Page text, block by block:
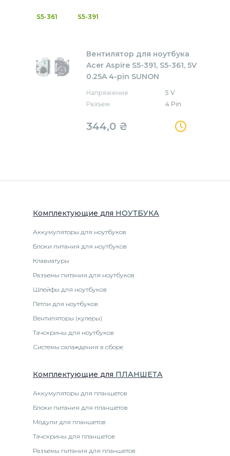
S5-361 S5-391
Вентилятор для ноутбука
Acer Aspire S5-391, S5-361, 5V
0.25A 4-pin SUNON
Напряжение
5 V
Разъем
4 Pin
344,0 ₴
Комплектующие для НОУТБУКА
Аккумуляторы для ноутбуков
Блоки питания для ноутбуков
Клавиатуры
Разъемы питания для ноутбуков
Шлейфы для ноутбуков
Петли для ноутбуков
Вентиляторы (кулеры)
Тачскрины для ноутбуков
Системы охлаждения в сборе
Комплектующие для ПЛАНШЕТА
Аккумуляторы для планшетов
Блоки питания для планшетов
Модули для планшетов
Тачскрины для планшетов
Разъемы питания для планшетов